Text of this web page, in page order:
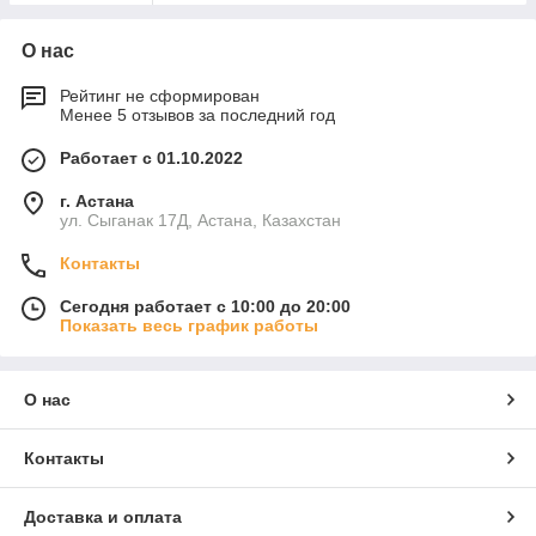
О нас
Рейтинг не сформирован
Менее 5 отзывов за последний год
Работает с 01.10.2022
г. Астана
ул. Сыганак 17Д, Астана, Казахстан
Контакты
Сегодня работает с 10:00 до 20:00
Показать весь график работы
О нас
Контакты
Доставка и оплата